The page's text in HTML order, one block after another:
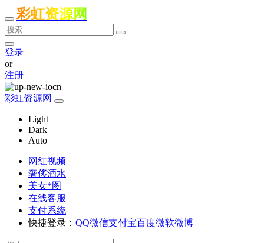
彩虹资源网
登录
or
注册
彩虹资源网
Light
Dark
Auto
网红视频
奢侈酒水
美女*图
在线客服
支付系统
快捷登录： QQ微信支付宝百度微软微博